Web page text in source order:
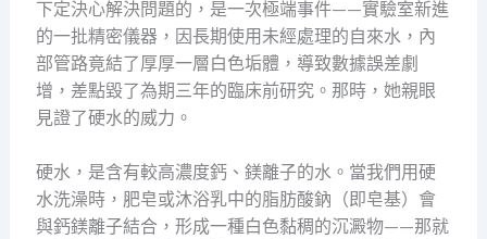
下定決心解決問題的，是一次極端事件——實驗室新進
的一批精密儀器，因長期使用未經處理的自來水，內
部管路竟結了厚厚一層白色垢體，導致數據誤差劇
增，差點毀了為期三年的臨床前研究。那時，她親眼
見證了硬水的威力。
硬水，是含有較高濃度鈣、鎂離子的水。當我們用硬
水洗澡時，肥皂或沐浴乳中的脂肪酸鈉（即皂基）會
與鈣鎂離子結合，形成一種白色黏稠的沉澱物——那就